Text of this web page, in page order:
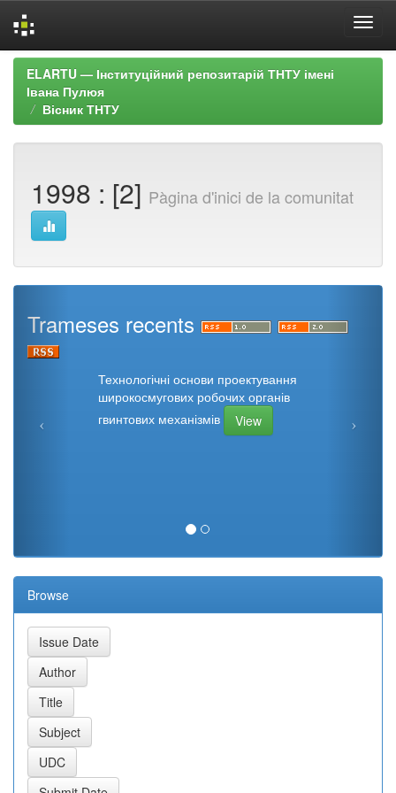
Skip
navigation
ELARTU — Інституційний репозитарій ТНТУ імені
Івана Пулюя
Вісник ТНТУ
1998 : [2] Pàgina d'inici de la comunitat
Trameses recents
Технологічні основи проектування
широкосмугових робочих органів
гвинтових механізмів
View
Browse